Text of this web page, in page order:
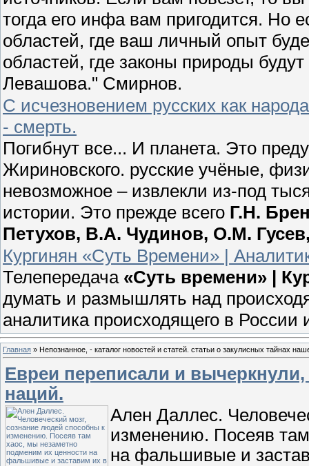
тогда его инфа вам пригодится. Но
областей, где ваш личный опыт
областей, где законы природы
Левашова." Смирнов.
С исчезновением русских как
- смерть.
Погибнут все... И планета. Это
Жириновского. русские учёные,
невозможное – извлекли из-под
истории. Это прежде всего Г.Н.
Петухов, В.А. Чудинов, О.М.
Кургинян «Суть Времени» |
Телепередача «Суть времени» |
думать и размышлять над
аналитика происходящего в России
Главная » Непознанное, - каталог новостей и статей. статьи о закулисных тайнах
Евреи переписали и
наций.
Ален Даллес.
изменению. Посеяв
на фальшивые и